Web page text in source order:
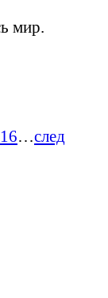
мир.
16…след